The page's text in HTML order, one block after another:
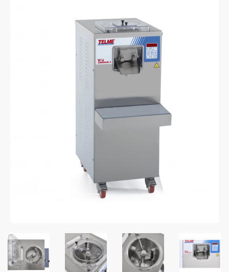
LINEA
MACELLERIA